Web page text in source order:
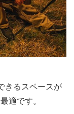
きるスペースが
適です。